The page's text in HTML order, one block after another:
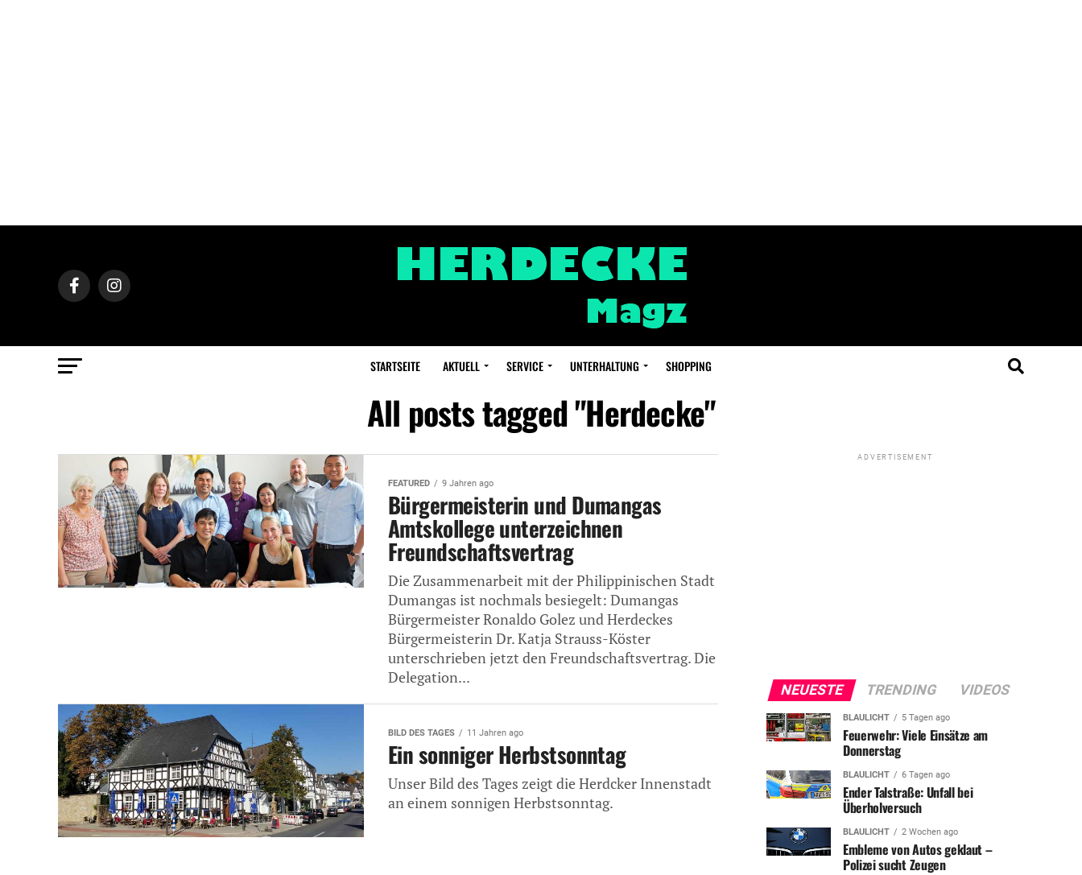
STARTSEITE AKTUELL SERVICE UNTERHALTUNG SHOPPING
All posts tagged "Herdecke"
FEATURED 9 Jahren ago
Bürgermeisterin und Dumangas
Amtskollege unterzeichnen
Freundschaftsvertrag
Die Zusammenarbeit mit der Philippinischen Stadt
Dumangas ist nochmals besiegelt: Dumangas
Bürgermeister Ronaldo Golez und Herdeckes
Bürgermeisterin Dr. Katja Strauss-Köster
unterschrieben jetzt den Freundschaftsvertrag. Die
Delegation...
BILD DES TAGES 11 Jahren ago
Ein sonniger Herbstsonntag
Unser Bild des Tages zeigt die Herdcker Innenstadt
an einem sonnigen Herbstsonntag.
ADVERTISEMENT
NEUESTE TRENDING VIDEOS
BLAULICHT 5 Tagen ago
Feuerwehr: Viele Einsätze am
Donnerstag
BLAULICHT 6 Tagen ago
Ender Talstraße: Unfall bei
Überholversuch
BLAULICHT 2 Wochen ago
Embleme von Autos geklaut –
Polizei sucht Zeugen